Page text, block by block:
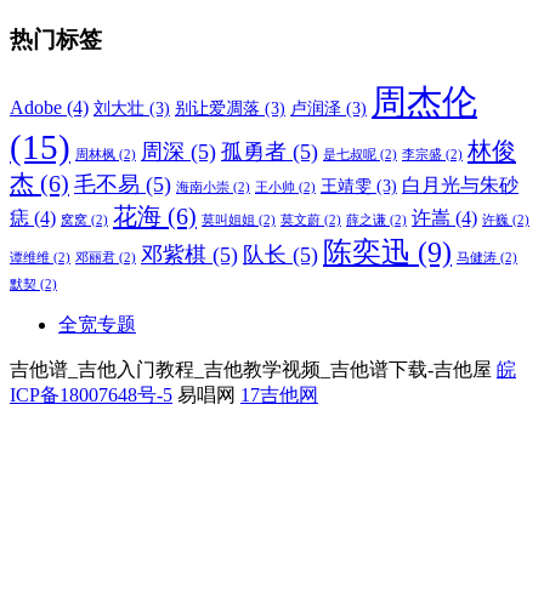
热门标签
Adobe (4) 刘大壮 (3) 别让爱凋落 (3) 卢润泽 (3) 周杰伦
(15)
周林枫 (2) 周深 (5) 孤勇者 (5) 是七叔呢 (2) 李宗盛 (2) 林俊
杰 (6) 毛不易 (5) 海南小崇 (2) 王小帅 (2) 王靖雯 (3) 白月光与朱砂
痣 (4) 窝窝 (2) 花海 (6) 莫叫姐姐 (2) 莫文蔚 (2) 薛之谦 (2) 许嵩 (4) 许巍 (2)
谭维维 (2) 邓丽君 (2) 邓紫棋 (5) 队长 (5) 陈奕迅 (9) 马健涛 (2)
默契 (2)
全宽专题
吉他谱_吉他入门教程_吉他教学视频_吉他谱下载-吉他屋 皖
ICP备18007648号-5 易唱网 17吉他网